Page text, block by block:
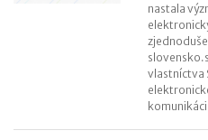
nastala
vlastníctva